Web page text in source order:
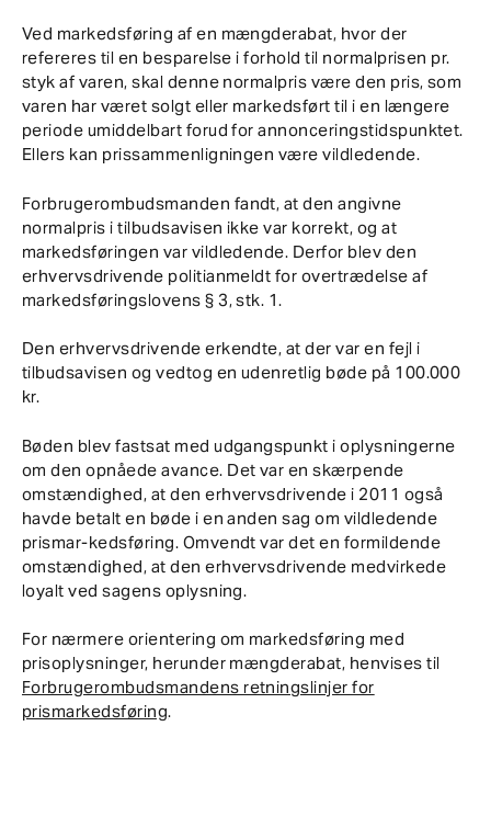
Ved markedsføring af en mængderabat, hvor der
refereres til en besparelse i forhold til normalprisen pr.
styk af varen, skal denne normalpris være den pris, som
varen har været solgt eller markedsført til i en længere
periode umiddelbart forud for annonceringstidspunktet.
Ellers kan prissammenligningen være vildledende.
Forbrugerombudsmanden fandt, at den angivne
normalpris i tilbudsavisen ikke var korrekt, og at
markedsføringen var vildledende. Derfor blev den
erhvervsdrivende politianmeldt for overtrædelse af
markedsføringslovens § 3, stk. 1.
Den erhvervsdrivende erkendte, at der var en fejl i
tilbudsavisen og vedtog en udenretlig bøde på 100.000
kr.
Bøden blev fastsat med udgangspunkt i oplysningerne
om den opnåede avance. Det var en skærpende
omstændighed, at den erhvervsdrivende i 2011 også
havde betalt en bøde i en anden sag om vildledende
prismar-kedsføring. Omvendt var det en formildende
omstændighed, at den erhvervsdrivende medvirkede
loyalt ved sagens oplysning.
For nærmere orientering om markedsføring med
prisoplysninger, herunder mængderabat, henvises til
Forbrugerombudsmandens retningslinjer for
prismarkedsføring.